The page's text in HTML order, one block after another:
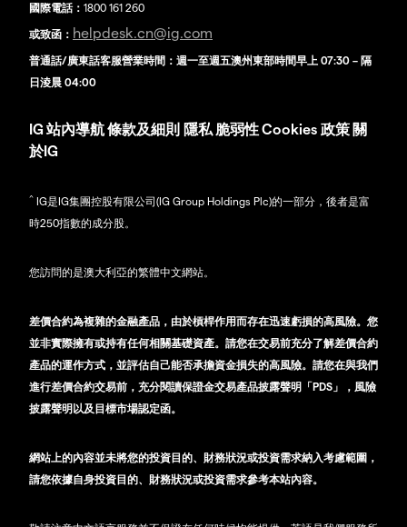
國際電話： 1800 161 260
或致函： helpdesk.cn@ig.com
普通話/廣東話客服營業時間：週一至週五澳州東部時間早上 07:30 – 隔
日淩晨 04:00
IG 站內導航條款及細則 隱私 脆弱性Cookies 政策 關
於IG
^ IG是IG集團控股有限公司(IG Group Holdings Plc)的一部分，後者是富
時250指數的成分股。
您訪問的是澳大利亞的繁體中文網站。
差價合約為複雜的金融產品，由於槓桿作用而存在迅速虧損的高風險。您
並非實際擁有或持有任何相關基礎資產。請您在交易前充分了解差價合約
產品的運作方式，並評估自己能否承擔資金損失的高風險。請您在與我們
進行差價合約交易前，充分閱讀保證金交易產品披露聲明「PDS」，風險
披露聲明以及目標市場認定函。
網站上的內容並未將您的投資目的、財務狀況或投資需求納入考慮範圍，
請您依據自身投資目的、財務狀況或投資需求參考本站內容。